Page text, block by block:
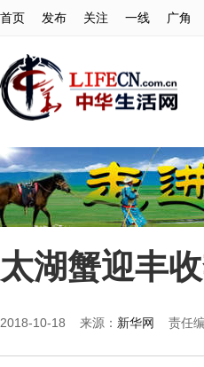
首页 发布 关注 一线 广角
太湖蟹迎丰
2018-10-18 来源： 新华网 责任